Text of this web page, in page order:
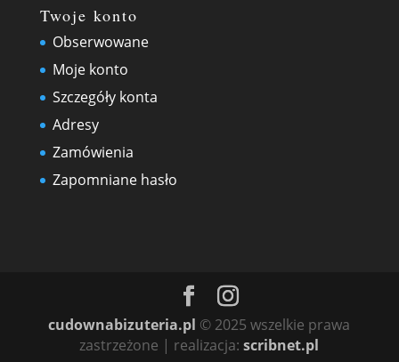
Twoje konto
Obserwowane
Moje konto
Szczegóły konta
Adresy
Zamówienia
Zapomniane hasło
cudownabizuteria.pl © 2025 wszelkie prawa
zastrzeżone | realizacja:scribnet.pl